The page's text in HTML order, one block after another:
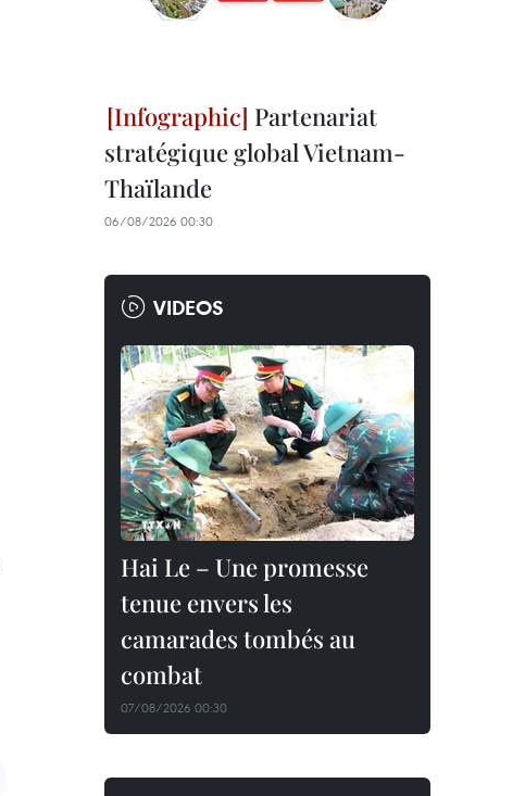
Partenariat
stratégique global Vietnam-
Thaïlande
06/08/2026 00:30
VIDEOS
Hai Le – Une promesse
tenue envers les
camarades tombés au
combat
07/08/2026 00:30